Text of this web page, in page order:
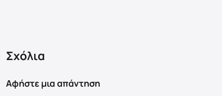
Σχόλια
Αφήστε μια απάντηση